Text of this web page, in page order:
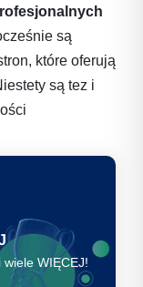
są
które oferują
są tez i
WIĘCEJ!